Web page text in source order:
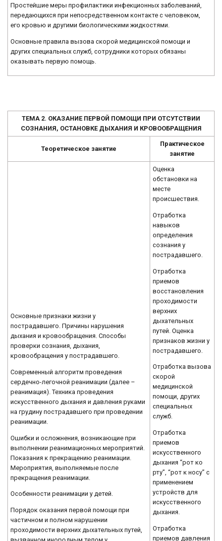
Простейшие меры профилактики инфекционных заболеваний,
передающихся при непосредственном контакте с человеком,
его кровью и другими биологическими жидкостями.
Основные правила вызова скорой медицинской помощи и
других специальных служб, сотрудники которых обязаны
оказывать первую помощь.
ТЕМА 2. ОКАЗАНИЕ ПЕРВОЙ ПОМОЩИ ПРИ ОТСУТСТВИИ
СОЗНАНИЯ, ОСТАНОВКЕ ДЫХАНИЯ И КРОВООБРАЩЕНИЯ
Теоретическое занятие
Практическое
занятие
Основные признаки жизни у
пострадавшего. Причины нарушения
дыхания и кровообращения. Способы
проверки сознания, дыхания,
кровообращения у пострадавшего.
Современный алгоритм проведения
сердечно-легочной реанимации (далее –
реанимация). Техника проведения
искусственного дыхания и давления руками
на грудину пострадавшего при проведении
реанимации.
Ошибки и осложнения, возникающие при
выполнении реанимационных мероприятий.
Показания к прекращению реанимации.
Мероприятия, выполняемые после
прекращения реанимации.
Особенности реанимации у детей.
Порядок оказания первой помощи при
частичном и полном нарушении
проходимости верхних дыхательных путей,
Оценка
обстановки на
месте
происшествия.
Отработка
навыков
определения
сознания у
пострадавшего.
Отработка
приемов
восстановления
проходимости
верхних
дыхательных
путей. Оценка
признаков жизни у
пострадавшего.
Отработка вызова
скорой
медицинской
помощи, других
специальных
служб.
Отработка
приемов
искусственного
дыхания “рот ко
рту”, “рот к носу” с
применением
устройств для
искусственного
дыхания.
Отработка
приемов давления